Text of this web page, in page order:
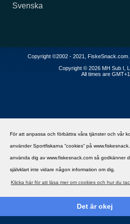
För att anpassa och förbättra våra tjänster och vår
använder Sportfiskarna ”cookies” på
använda dig av www.fiskesnack.com så godkänner
självklart inte vidare någon information om dig.
Klicka här för att läsa mer om cookies och hur du
Det är okej
Svenska
Copyright ©2002 - 2021,
Copyright © 2026 MH Sub I,
All times are